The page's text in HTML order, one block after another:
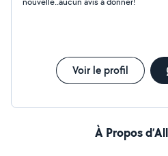
Voir le profil
À Propos